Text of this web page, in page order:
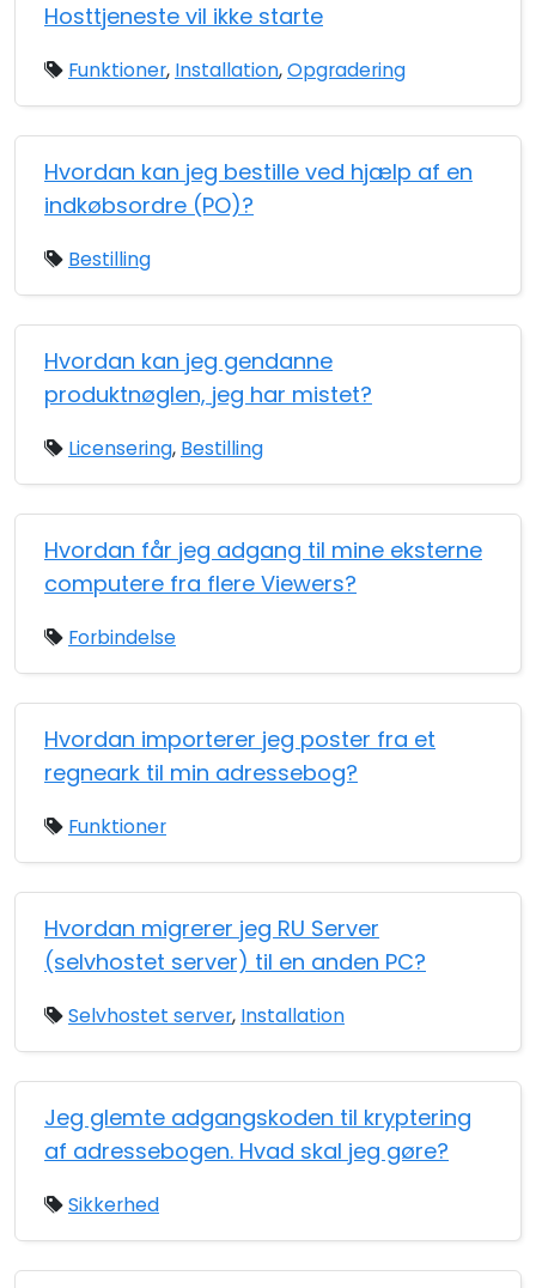
Hosttjeneste vil ikke starte
Funktioner, Installation,Opgradering
Hvordan kan jeg bestille ved hjælp af en
indkøbsordre (PO)?
Bestilling
Hvordan kan jeg gendanne
produktnøglen, jeg har mistet?
Licensering, Bestilling
Hvordan får jeg adgang til mine eksterne
computere fra flere Viewers?
Forbindelse
Hvordan importerer jeg poster fra et
regneark til min adressebog?
Funktioner
Hvordan migrerer jeg RU Server
(selvhostet server) til en anden PC?
Selvhostet server, Installation
Jeg glemte adgangskoden til kryptering
af adressebogen. Hvad skal jeg gøre?
Sikkerhed